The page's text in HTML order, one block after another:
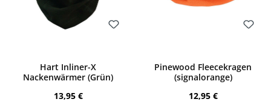
Hart Inliner-X
Nackenwärmer (Grün)
Regulärer Preis:
13,95 €
Pinewood Fleecekragen
(signalorange)
Regulärer Preis:
12,95 €